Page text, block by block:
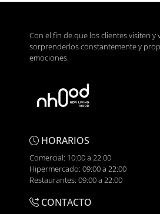
Con el fin de que los clientes visiten y
sorprenderlos constantemente y
emociones.
HORARIOS
Comercial: 10:00 a 22.00
Hipermercado: 09:00 a 22:00
Restaurantes: 09:00 a 22:00
CONTACTO